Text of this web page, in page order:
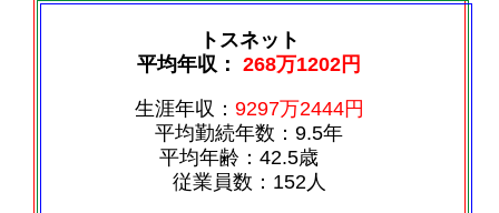
トスネット
平均年収：268万1202円
生涯年収： 9297万2444円
平均勤続年数：9.5年
平均年齢：42.5歳
従業員数：152人